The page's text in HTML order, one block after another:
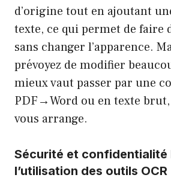
d’origine tout en ajoutant
texte, ce qui permet de faire
sans changer l’apparence.
prévoyez de modifier
mieux vaut passer par une
PDF→Word ou en texte
vous arrange.
Sécurité et confidentialité
l’utilisation des outils OCR